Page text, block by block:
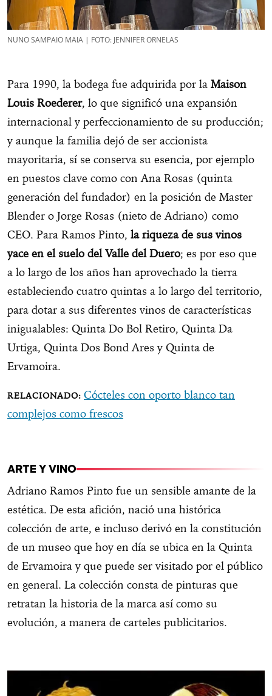
NUNO SAMPAIO MAIA | FOTO: JENNIFER ORNELAS
Para 1990, la bodega fue adquirida por la Maison
Louis Roederer, lo que significó una expansión
internacional y perfeccionamiento de su producción;
y aunque la familia dejó de ser accionista
mayoritaria, sí se conserva su esencia, por ejemplo
en puestos clave como con Ana Rosas (quinta
generación del fundador) en la posición de Master
Blender o Jorge Rosas (nieto de Adriano) como
CEO. Para Ramos Pinto, la riqueza de sus vinos
yace en el suelo del Valle del Duero; es por eso que
a lo largo de los años han aprovechado la tierra
estableciendo cuatro quintas a lo largo del territorio,
para dotar a sus diferentes vinos de características
inigualables: Quinta Do Bol Retiro, Quinta Da
Urtiga, Quinta Dos Bond Ares y Quinta de
Ervamoira.
Cócteles con oporto blanco tan
complejos como frescos
ARTE Y VINO
Adriano Ramos Pinto fue un sensible amante de la
estética. De esta afición, nació una histórica
colección de arte, e incluso derivó en la constitución
de un museo que hoy en día se ubica en la Quinta
de Ervamoira y que puede ser visitado por el público
en general. La colección consta de pinturas que
retratan la historia de la marca así como su
evolución, a manera de carteles publicitarios.